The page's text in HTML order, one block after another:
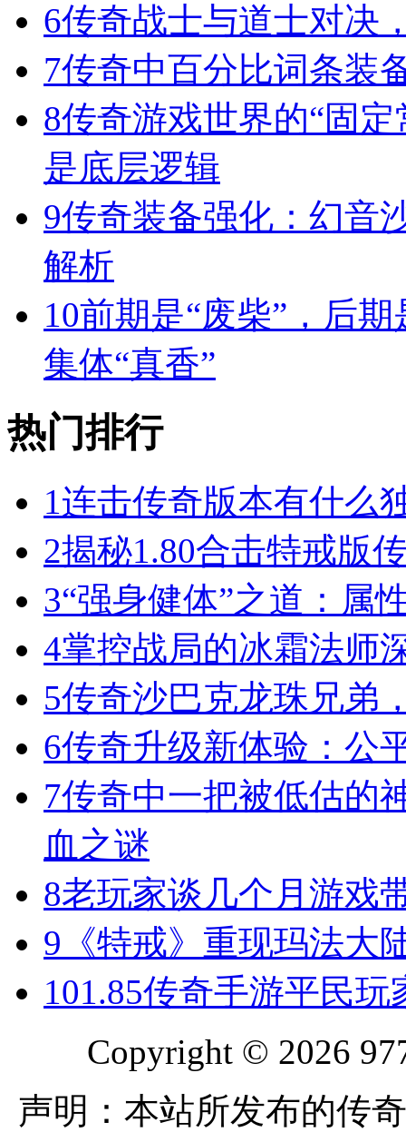
6传奇战士与道士对决
7传奇中百分比词条装
8传奇游戏世界的“固
是底层逻辑
9传奇装备强化：幻音
解析
10前期是“废柴”，后
集体“真香”
热门排行
1连击传奇版本有什么
2揭秘1.80合击特戒版
3“强身健体”之道：属
4掌控战局的冰霜法师
5传奇沙巴克龙珠兄弟
6传奇升级新体验：公
7传奇中一把被低估的
血之谜
8老玩家谈几个月游戏
9 《特戒》重现玛法大
101.85传奇手游平民
Copyright © 2026
声明：本站所发布的传